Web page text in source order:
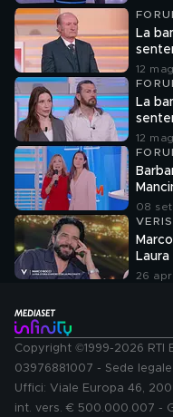
La
12
La
12
08 set
26
Copyright ©1999-2026 RTI
03976881007 - Sede
Uffici: Viale Europa 46,
int. vers. € 500.000.007 -